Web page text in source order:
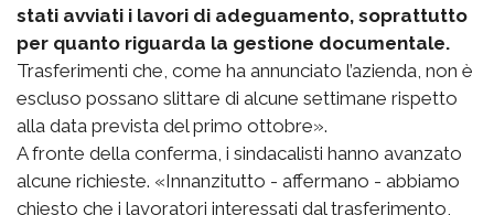
stati avviati i lavori di adeguamento, soprattutto
per quanto riguarda la gestione documentale.
Trasferimenti che, come ha annunciato l’azienda, non è
escluso possano slittare di alcune settimane rispetto
alla data prevista del primo ottobre».
A fronte della conferma, i sindacalisti hanno avanzato
alcune richieste. «Innanzitutto - affermano - abbiamo
chiesto che i lavoratori interessati dal trasferimento,